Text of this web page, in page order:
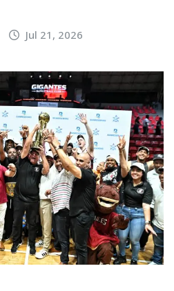
Jul 21, 2026